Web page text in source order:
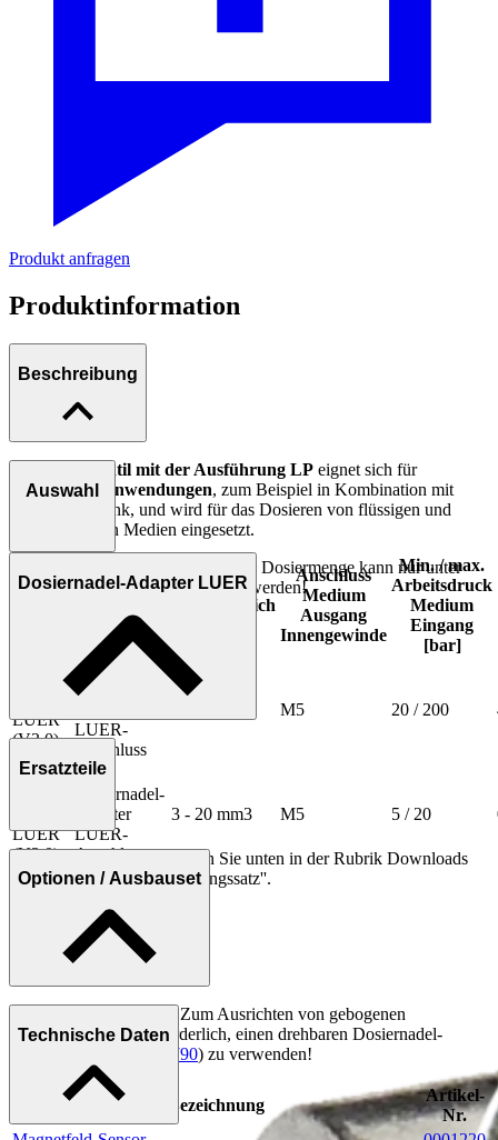
Produkt anfragen
Produktinformation
Beschreibung
Das Dosierventil mit der Ausführung LP eignet sich für
Niederdruckanwendungen, zum Beispiel in Kombination mit
einem Drucktank, und wird für das Dosieren von flüssigen und
niedrigviskosen Medien eingesetzt.
Achtung, die kleinste Dosiermenge kann nur unter
optimalsten Bedingungen erreicht werden!
Auswahl
Ausführung
Anschluss
Dosierbereich
Anschluss
Medium
Ausgang
Innengewinde
Min. / max.
Arbeitsdruck
Medium
Eingang
[bar]
AXDV-
LUER
(V3.0)
Mit
Dosiernadel-
LUER-
Anschluss
M5 20 / 200
AXDV-
LUER
(V3.0)
Mit
Dosiernadel-
Adapter
LUER-
Anschluss
3 - 20 mm3 M5 5 / 20
Dosiernadel-Adapter LUER
Ersatzteile
Weitere Informationen finden Sie unten in der Rubrik Downloads
unter ''Ersatzteilliste / Dichtungssatz''.
Optionen / Ausbauset
Zum Ausrichten von gebogenen
Dosiernadeln ist es erforderlich, einen drehbaren Dosiernadel-
0006790) zu verwenden!
Bezeichnung
Artikel-
Nr.
Technische Daten